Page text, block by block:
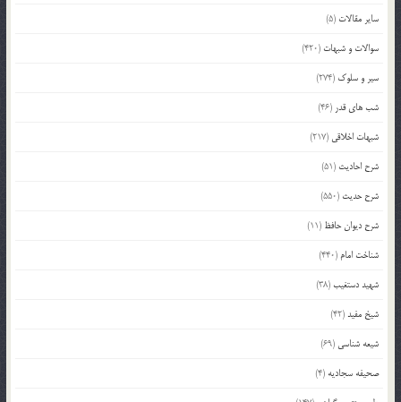
سایر مقالات (5)
سوالات و شبهات (420)
سیر و سلوک (274)
شب های قدر (46)
شبهات اخلاقی (217)
شرح احادیث (51)
شرح حدیث (550)
شرح دیوان حافظ (11)
شناخت امام (440)
شهید دستغیب(38)
شیخ مفید(42)
شیعه شناسی (69)
صحیفه سجادیه (4)